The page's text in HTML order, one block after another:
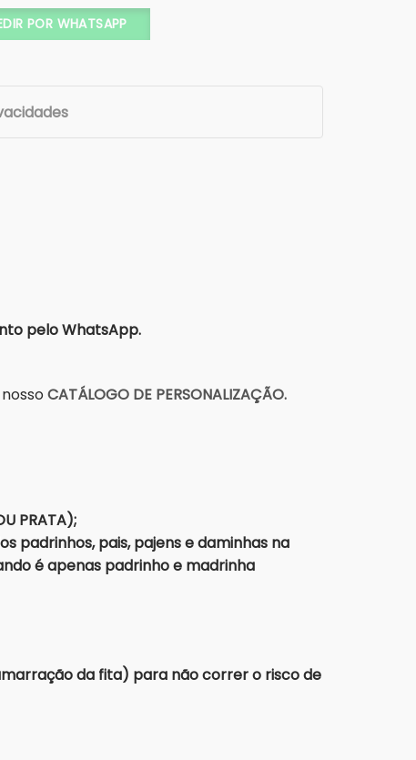
(cópia) quantidade
POR WHATSAPP
pelo WhatsApp.
CATÁLOGO DE PERSONALIZAÇÃO.
PRATA);
padrinhos, pais, pajens e daminhas na
é apenas padrinho e madrinha
da fita) para não correr o risco de